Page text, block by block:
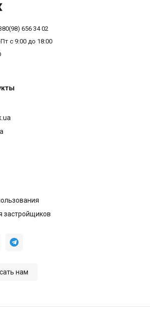
656 34 02
с 9:00 до 18:00
застройщиков

нам